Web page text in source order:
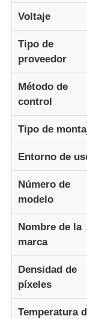
Pantalla de
Pantalla de
pantalla de
Voltaje
Tipo de
proveedor
Método de
control
Tipo de
Entorno de
Número de
modelo
Nombre de la
marca
Densidad de
píxeles
Temperatura